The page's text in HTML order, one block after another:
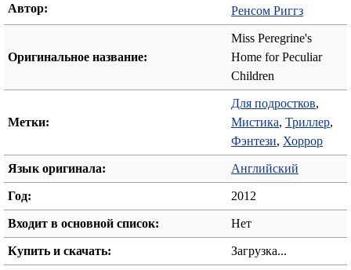
Автор: Ренсом Риггз
Оригинальное название:
Miss Peregrine's
Home for Peculiar
Children
Метки:
Для подростков,
Мистика, Триллер,
Фэнтези, Хоррор
Язык оригинала: Английский
Год: 2012
Входит в основной список: Нет
Купить и скачать: Загрузка...